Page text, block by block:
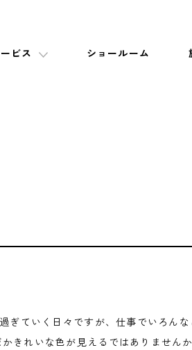
ビス ショールーム
ぎていく日々ですが、仕事でいろん
きれいな色が見えるではありません